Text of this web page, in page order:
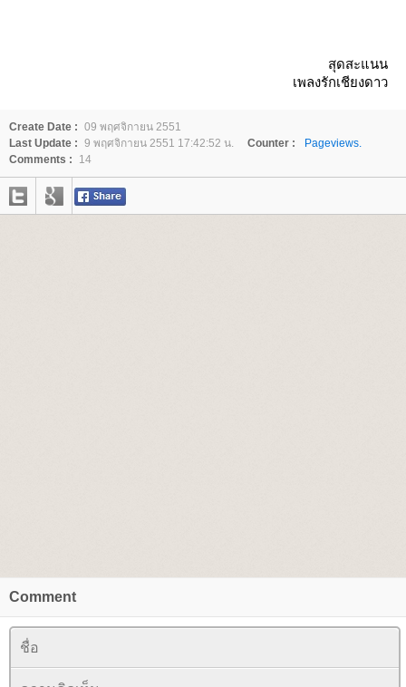
สุดสะแนน
เพลงรักเชียงดาว
Create Date : 09 พฤศจิกายน 2551
Last Update : 9 พฤศจิกายน 2551 17:42:52 น. Counter :
Pageviews.
Comments :
14
Comment